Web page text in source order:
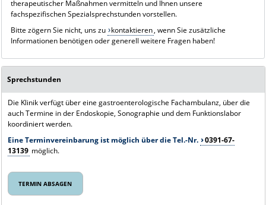
therapeutischer Maßnahmen vermitteln und Ihnen unsere
fachspezifischen Spezialsprechstunden vorstellen.
Bitte zögern Sie nicht, uns zu kontaktieren, wenn Sie zusätzliche
Informationen benötigen oder generell weitere Fragen haben!
Sprechstunden
Die Klinik verfügt über eine gastroenterologische Fachambulanz, über die
auch Termine in der Endoskopie, Sonographie und dem Funktionslabor
koordiniert werden.
Eine Terminvereinbarung ist möglich über die Tel.-Nr.
0391-67-
13139 möglich.
TERMIN ABSAGEN